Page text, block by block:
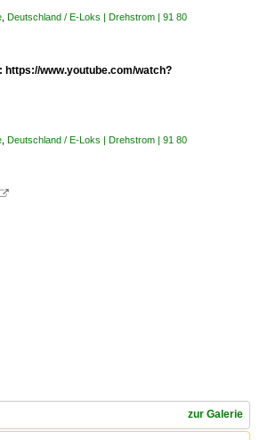
Deutschland / E-Loks | Drehstrom | 91 80
https://www.youtube.com/watch?
Deutschland / E-Loks | Drehstrom | 91 80

zur Galerie